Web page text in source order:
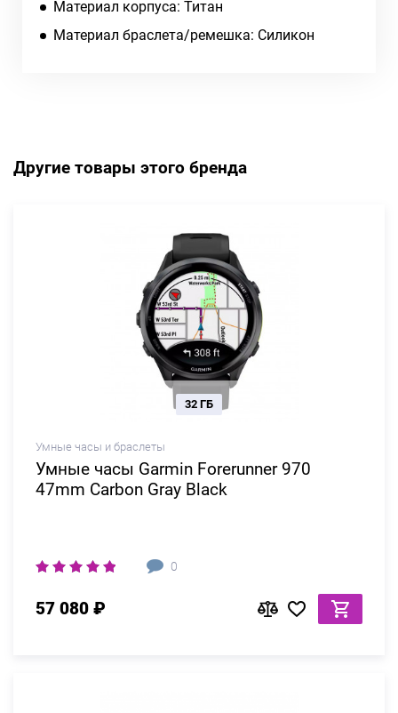
Материал корпуса: Титан
Материал браслета/ремешка: Силикон
Другие товары этого бренда
Умные часы и браслеты
Умные часы Garmin Forerunner 970
47mm Carbon Gray Black
0
32 ГБ
57 080 ₽